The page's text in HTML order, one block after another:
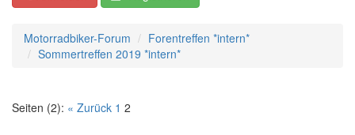
Anmelden Registrieren
Motorradbiker-Forum
Forentreffen *intern*